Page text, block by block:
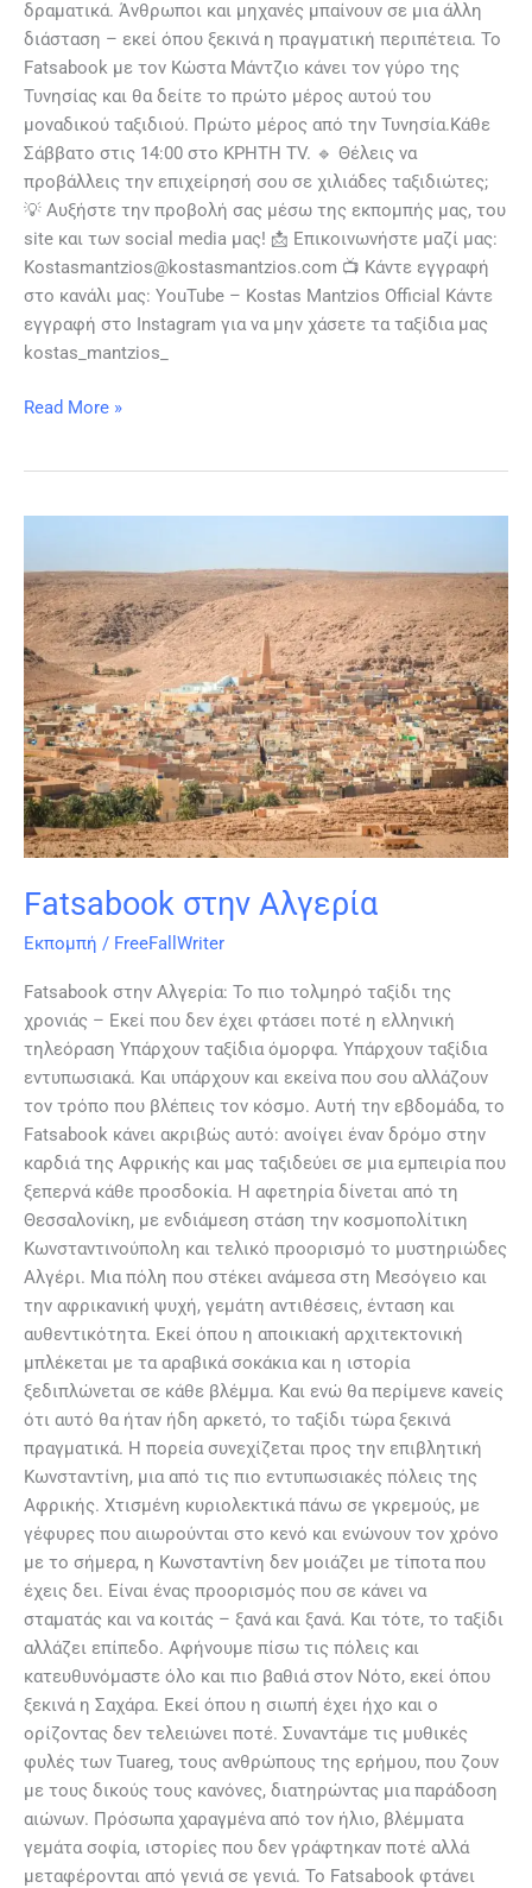
δραματικά. Άνθρωποι και μηχανές μπαίνουν σε μια άλλη
διάσταση – εκεί όπου ξεκινά η πραγματική περιπέτεια. Το
Fatsabook με τον Κώστα Μάντζιο κάνει τον γύρο της
Τυνησίας και θα δείτε το πρώτο μέρος αυτού του
μοναδικού ταξιδιού. Πρώτο μέρος από την Τυνησία.Κάθε
Σάββατο στις 14:00 στο ΚΡΗΤΗ TV. 🔹 Θέλεις να
προβάλλεις την επιχείρησή σου σε χιλιάδες ταξιδιώτες;
💡 Αυξήστε την προβολή σας μέσω της εκπομπής μας, του
site και των social media μας! 📩 Επικοινωνήστε μαζί μας:
Kostasmantzios@kostasmantzios.com 📺 Κάντε εγγραφή
στο κανάλι μας: YouTube – Kostas Mantzios Official Κάντε
εγγραφή στο Instagram για να μην χάσετε τα ταξίδια μας
kostas_mantzios_
Read More »
Fatsabook στην Αλγερία
Εκπομπή / FreeFallWriter
Fatsabook στην Αλγερία: Το πιο τολμηρό ταξίδι της
χρονιάς – Εκεί που δεν έχει φτάσει ποτέ η ελληνική
τηλεόραση Υπάρχουν ταξίδια όμορφα. Υπάρχουν ταξίδια
εντυπωσιακά. Και υπάρχουν και εκείνα που σου αλλάζουν
τον τρόπο που βλέπεις τον κόσμο. Αυτή την εβδομάδα, το
Fatsabook κάνει ακριβώς αυτό: ανοίγει έναν δρόμο στην
καρδιά της Αφρικής και μας ταξιδεύει σε μια εμπειρία που
ξεπερνά κάθε προσδοκία. Η αφετηρία δίνεται από τη
Θεσσαλονίκη, με ενδιάμεση στάση την κοσμοπολίτικη
Κωνσταντινούπολη και τελικό προορισμό το μυστηριώδες
Αλγέρι. Μια πόλη που στέκει ανάμεσα στη Μεσόγειο και
την αφρικανική ψυχή, γεμάτη αντιθέσεις, ένταση και
αυθεντικότητα. Εκεί όπου η αποικιακή αρχιτεκτονική
μπλέκεται με τα αραβικά σοκάκια και η ιστορία
ξεδιπλώνεται σε κάθε βλέμμα. Και ενώ θα περίμενε κανείς
ότι αυτό θα ήταν ήδη αρκετό, το ταξίδι τώρα ξεκινά
πραγματικά. Η πορεία συνεχίζεται προς την επιβλητική
Κωνσταντίνη, μια από τις πιο εντυπωσιακές πόλεις της
Αφρικής. Χτισμένη κυριολεκτικά πάνω σε γκρεμούς, με
γέφυρες που αιωρούνται στο κενό και ενώνουν τον χρόνο
με το σήμερα, η Κωνσταντίνη δεν μοιάζει με τίποτα που
έχεις δει. Είναι ένας προορισμός που σε κάνει να
σταματάς και να κοιτάς – ξανά και ξανά. Και τότε, το ταξίδι
αλλάζει επίπεδο. Αφήνουμε πίσω τις πόλεις και
κατευθυνόμαστε όλο και πιο βαθιά στον Νότο, εκεί όπου
ξεκινά η Σαχάρα. Εκεί όπου η σιωπή έχει ήχο και ο
ορίζοντας δεν τελειώνει ποτέ. Συναντάμε τις μυθικές
φυλές των Tuareg, τους ανθρώπους της ερήμου, που ζουν
με τους δικούς τους κανόνες, διατηρώντας μια παράδοση
αιώνων. Πρόσωπα χαραγμένα από τον ήλιο, βλέμματα
γεμάτα σοφία, ιστορίες που δεν γράφτηκαν ποτέ αλλά
μεταφέρονται από γενιά σε γενιά. Το Fatsabook φτάνει
Αλγερία